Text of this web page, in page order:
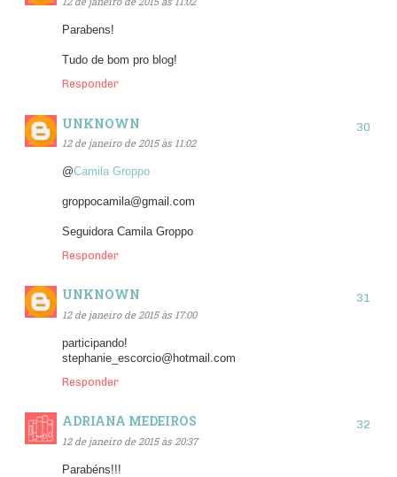
Parabens!
Tudo de bom pro blog!
Responder
UNKNOWN
12 de janeiro de 2015 às 11:02
@Camila Groppo
groppocamila@gmail.com
Seguidora Camila Groppo
Responder
UNKNOWN
12 de janeiro de 2015 às 17:00
participando!
stephanie_escorcio@hotmail.com
Responder
ADRIANA MEDEIROS
12 de janeiro de 2015 às 20:37
Parabéns!!!